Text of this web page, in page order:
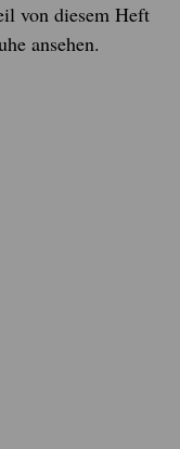
von diesem Heft
ansehen.